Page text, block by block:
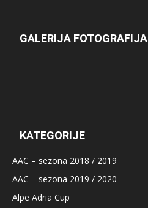
GALERIJA FOTOGRAFIJA
KATEGORIJE
AAC – sezona 2018 / 2019
AAC – sezona 2019 / 2020
Alpe Adria Cup